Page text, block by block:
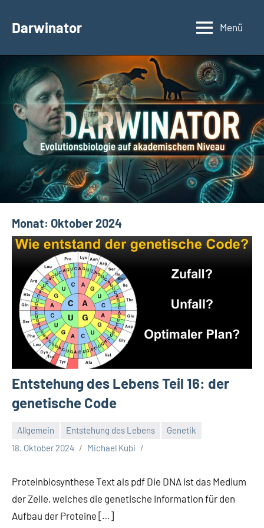
InhaltDarwinator
Evolutionsbiologie
Menü
Monat: Oktober 2024
Entstehung des Lebens Teil 16: der
genetische Code
Allgemein Entstehung des Lebens
Genetik
18. Oktober 2024
Michael Kubi
Proteinbiosynthese Text als pdf Die DNA ist das Medium
der Zelle, welches die genetische Information für den
Aufbau der Proteine […]